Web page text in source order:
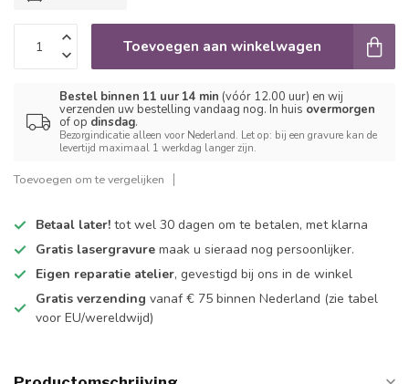
Toevoegen aan winkelwagen
Bestel binnen 11 uur 14 min (vóór 12.00 uur) en wij
verzenden uw bestelling vandaag nog. In huis overmorgen
of op dinsdag.
Bezorgindicatie alleen voor Nederland. Let op: bij een gravure kan de
levertijd maximaal 1 werkdag langer zijn.
Toevoegen om te vergelijken
Betaal later! tot wel 30 dagen om te betalen, met klarna
Gratis lasergravure maak u sieraad nog persoonlijker.
Eigen reparatie atelier, gevestigd bij ons in de winkel
Gratis verzending vanaf € 75 binnen Nederland (zie tabel
voor EU/wereldwijd)